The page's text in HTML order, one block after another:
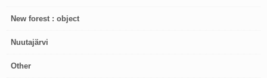
New forest : object
Nuutajärvi
Other